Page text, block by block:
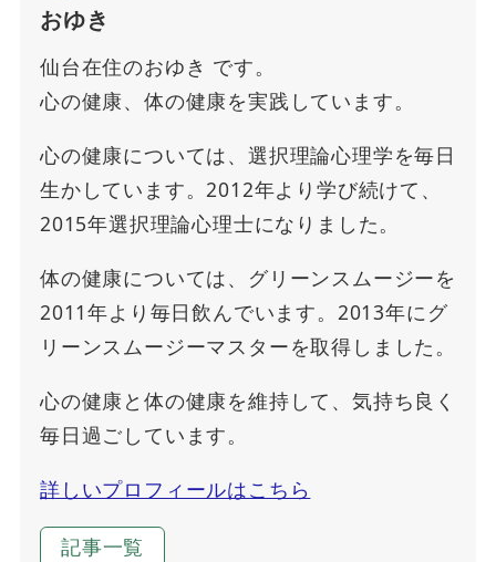
おゆき
仙台在住のおゆき です。
心の健康、体の健康を実践しています。
心の健康については、選択理論心理学を毎日
生かしています。2012年より学び続けて、
2015年選択理論心理士になりました。
体の健康については、グリーンスムージーを
2011年より毎日飲んでいます。2013年にグ
リーンスムージーマスターを取得しました。
心の健康と体の健康を維持して、気持ち良く
毎日過ごしています。
詳しいプロフィールはこちら
記事一覧